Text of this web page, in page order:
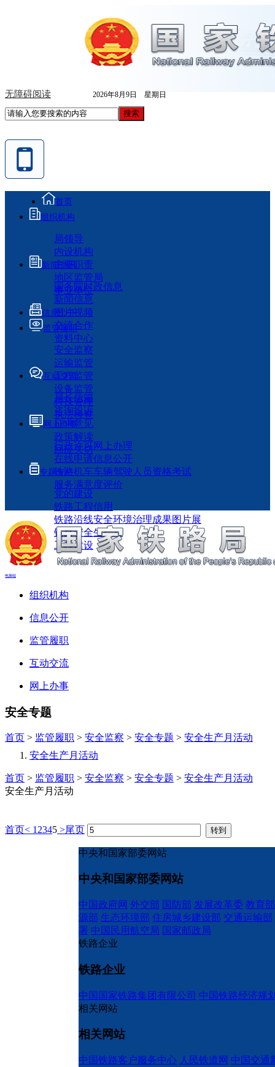
无障碍阅读 2026年8月9日 星期日
首页
组织机构
局领导
内设机构
主要职责
地区监管局
事业单位
新闻资讯
国务院时政信息
新闻信息
图片视频
交流合作
资料中心
信息公开
监管履职
安全监察
运输监管
工程监管
设备监管
科技管理
执法检查
互动交流
局长信箱
咨询投诉
征求意见
政策解读
回应关切
网上办事
行政许可网上办理
在线申请信息公开
铁路机车车辆驾驶人员资格考试
服务满意度评价
专题专栏
党的建设
铁路工程信用
铁路沿线安全环境治理成果图片展
铁路安全生产月
工程建设
电脑端
组织机构
信息公开
监管履职
互动交流
网上办事
安全专题
首页 > 监管履职 > 安全监察 > 安全专题 > 安全生产月活动
安全生产月活动
首页 > 监管履职 > 安全监察 > 安全专题 > 安全生产月活动
安全生产月活动
首页< 1 2345 >尾页
中央和国家部委网站
中央和国家部委网站
中国政府网 外交部 国防部 发展改革委 教育部
源部 生态环境部 住房城乡建设部 交通运输部
署 中国民用航空局 国家邮政局
铁路企业
铁路企业
中国国家铁路集团有限公司 中国铁路经济规
相关网站
相关网站
中国铁路客户服务中心 人民铁道网 中国交通